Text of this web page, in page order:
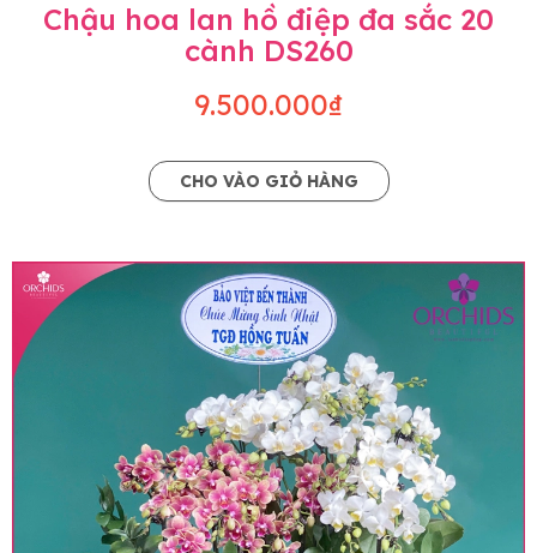
Chậu hoa lan hồ điệp đa sắc 20
cành DS260
9.500.000₫
CHO VÀO GIỎ HÀNG